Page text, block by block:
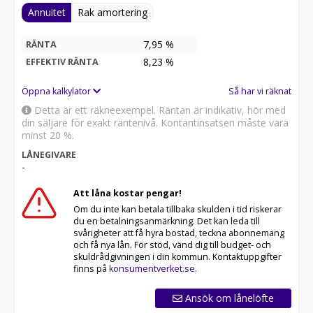
• Nyckelfritt system med startknapp
• Parkeringssensorer fram och bak
• LED-reflektorstrålkastare
• Ratt, läderklädd (konstläder) och eluppvärmd
• Rattpaddlar för nivå av bromsenergiåtervinning
• Ryggstöd bak, fäll-/delbart 60/40
• Takreling
• Trötthetsvarnare (Driver Attention Warning)
• USB C
• Vätskekylt batteri som tillåter upprepade
• Digitala LED "Cube" - strålkastare
• Dödavinkelassistans
• Elmanövrerad baklucka
• Elmanövrerad förarstol
• Förarstol med elsvankstöd
• LED bakljus (sida och baklucka)
• Klädsel, konstläder
• Tonade rutor från B-stolpen
• Vehicle to Load (V2L) Möjliggör bilen som en "mobil
Annuitet Rak amortering
RÄNTA 7,95 %
EFFEKTIV RÄNTA 8,23 %
Öppna kalkylator Så har vi räknat
Detta är ett räkneexempel. Räntan är indikativ, hör med
din säljare för exakt räntenivå. Kontantinsatsen måste vara
minst 20 %.
LÅNEGIVARE
-
Att låna kostar pengar!
Om du inte kan betala tillbaka skulden i tid riskerar
du en betalningsanmärkning. Det kan leda till
svårigheter att få hyra bostad, teckna abonnemang
och få nya lån. För stöd, vänd dig till budget- och
skuldrådgivningen i din kommun. Kontaktuppgifter
finns på konsumentverket.se.
Ansök om lånelöfte